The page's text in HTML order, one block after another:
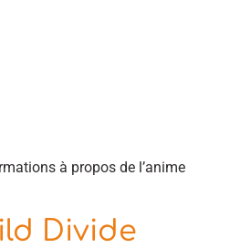
à propos de l’anime
Divide